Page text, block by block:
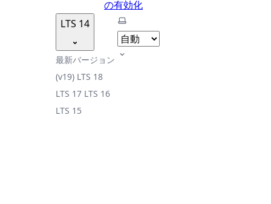
の有効化
LTS 14
最新バージョン
(v19) LTS 18
LTS 17 LTS 16
LTS 15
テーマを選択